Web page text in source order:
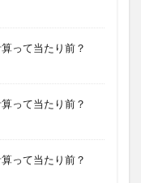
って当たり前？
って当たり前？
って当たり前？